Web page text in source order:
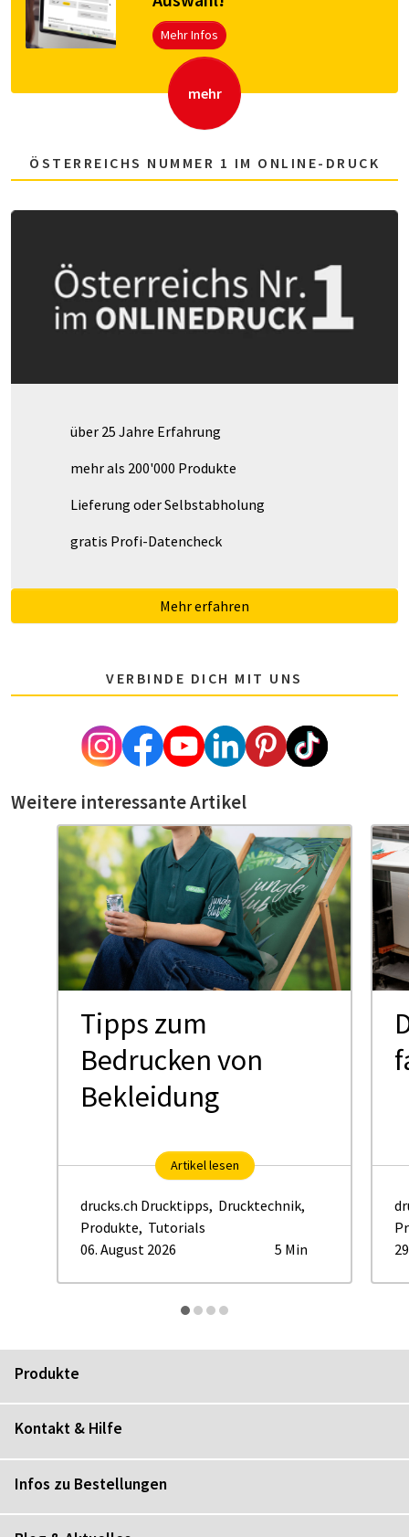
Mehr Infos
mehr
ÖSTERREICHS NUMMER 1 IM ONLINE-DRUCK
über 25 Jahre Erfahrung
mehr als 200'000 Produkte
Lieferung oder Selbstabholung
gratis Profi-Datencheck
Mehr erfahren
VERBINDE DICH MIT UNS
Weitere interessante Artikel
Tipps zum
Bedrucken von
Bekleidung
Artikel lesen
drucks.ch Drucktipps, Drucktechnik,
Produkte, Tutorials
06. August 2026
5 Min
Produkte
Kontakt & Hilfe
Infos zu Bestellungen